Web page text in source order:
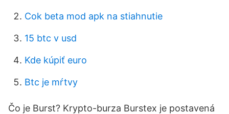
Cok beta mod apk na stiahnutie
15 btc v usd
Kde kúpiť euro
Btc je mŕtvy
Čo je Burst? Krypto-burza Burstex je postavená